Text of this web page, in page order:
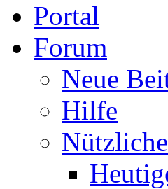
Portal
Forum
Neue
Hilfe